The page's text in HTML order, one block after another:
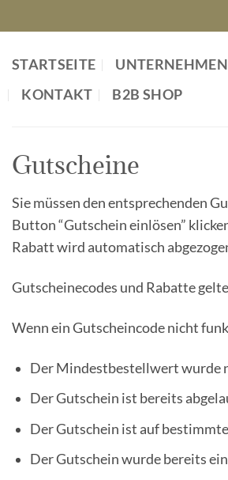
Inhalt
STARTSEITE UNTERNEHMEN
KONTAKT
B2B SHOP
Gutscheine
Sie müssen den entsprechenden
Button “Gutschein einlösen”
Rabatt wird automatisch
Gutscheinecodes und Rabatte
Wenn ein Gutscheincode nicht
Der Mindestbestellwert wurde
Der Gutschein ist bereits
Der Gutschein ist auf
Der Gutschein wurde bereits